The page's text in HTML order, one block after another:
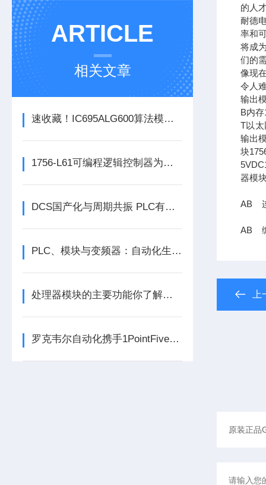
ARTICLE
相关文章
速收藏！IC695ALG600算法模块常见故障的解决方法分享
1756-L61可编程逻辑控制器为各类自动化设备提供稳定可靠的控制支持
DCS国产化与周期共振 PLC有望迎来结构性机会
PLC、模块与变频器：自动化生产的核心动力组合
处理器模块的主要功能你了解多少呢
罗克韦尔自动化携手1PointFive 签署直接空气捕获碳去除信用协议
的人
耐德
率和
将成
们的
像现
令人
输出
B内
T以太
输出
块
器模
AB
AB